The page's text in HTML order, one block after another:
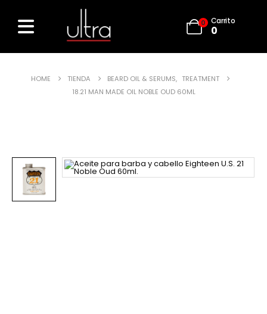
0 Carrito
0
HOME TIENDA BEARD OIL & SERUMS, TREATMENT
18.21 MAN MADE OIL NOBLE OUD 60ML